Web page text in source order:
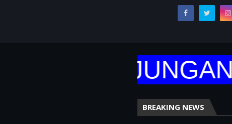
BREAKING NEWS